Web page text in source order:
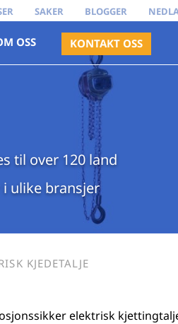
SAKER BLOGGER
OSS KONTAKT OSS
til over 120 land
i ulike bransjer
KJEDETALJE
elektrisk